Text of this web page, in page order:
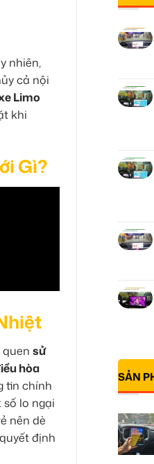
nhiên,
cả nội
Limo
khi
Gì?
sử
hòa
tin chính
số lo ngại
nên dè
định
SẢN